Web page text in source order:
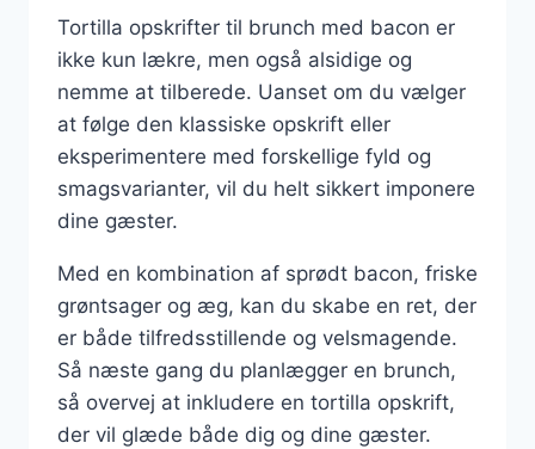
Tortilla opskrifter til brunch med bacon er
ikke kun lækre, men også alsidige og
nemme at tilberede. Uanset om du vælger
at følge den klassiske opskrift eller
eksperimentere med forskellige fyld og
smagsvarianter, vil du helt sikkert imponere
dine gæster.
Med en kombination af sprødt bacon, friske
grøntsager og æg, kan du skabe en ret, der
er både tilfredsstillende og velsmagende.
Så næste gang du planlægger en brunch,
så overvej at inkludere en tortilla opskrift,
der vil glæde både dig og dine gæster.